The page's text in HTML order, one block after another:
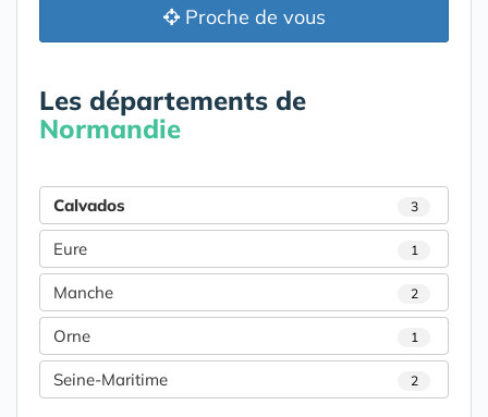
Proche de vous
Les départements de
Normandie
Calvados 3
Eure 1
Manche 2
Orne 1
Seine-Maritime 2